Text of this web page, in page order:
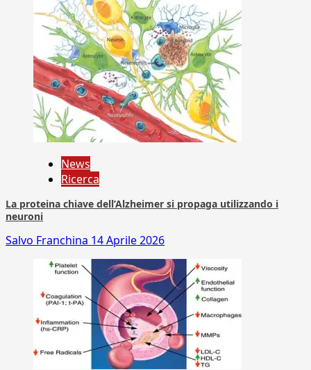
News
Ricerca
La proteina chiave dell’Alzheimer si propaga utilizzando i
neuroni
Salvo Franchina 14 Aprile 2026